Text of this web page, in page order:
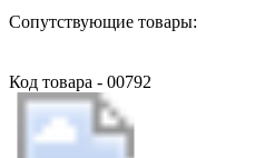
Сопутствующие товары:
Код товара - 00792